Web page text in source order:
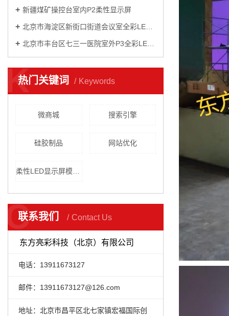
新疆煤矿操控台室内P2柔性显示屏
北京市海淀区新街口街道会议室全彩LED显示屏竣工
北京市丰台区七三一医院室外P3全彩LED显示屏顺利竣工
热门关键词 Keywords
K
微商城 搜索引擎
硅胶制品 网站优化
联系我们 Contact Us
C
东方亮彩科技（北京）有限公司
电话：13911673127
邮件：13911673127@126.com
地址：北京市昌平区北七家镇宏福国际创